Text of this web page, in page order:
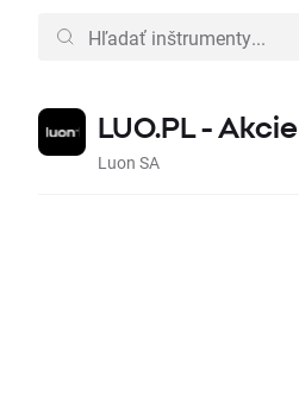
LUO.PL - Akcie
Luon SA